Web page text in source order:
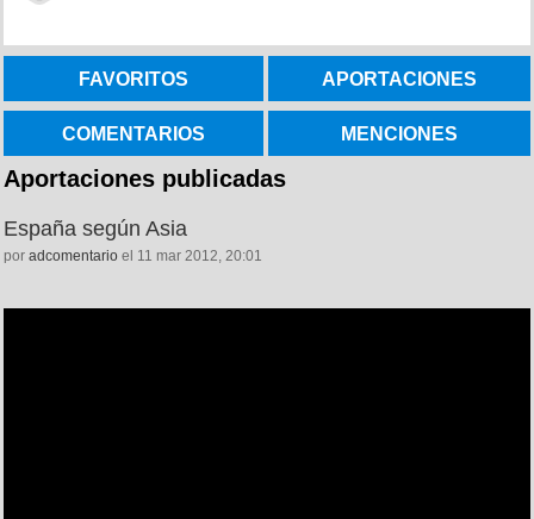
FAVORITOS APORTACIONES
COMENTARIOS MENCIONES
Aportaciones publicadas
España según Asia
por adcomentario el 11 mar 2012, 20:01